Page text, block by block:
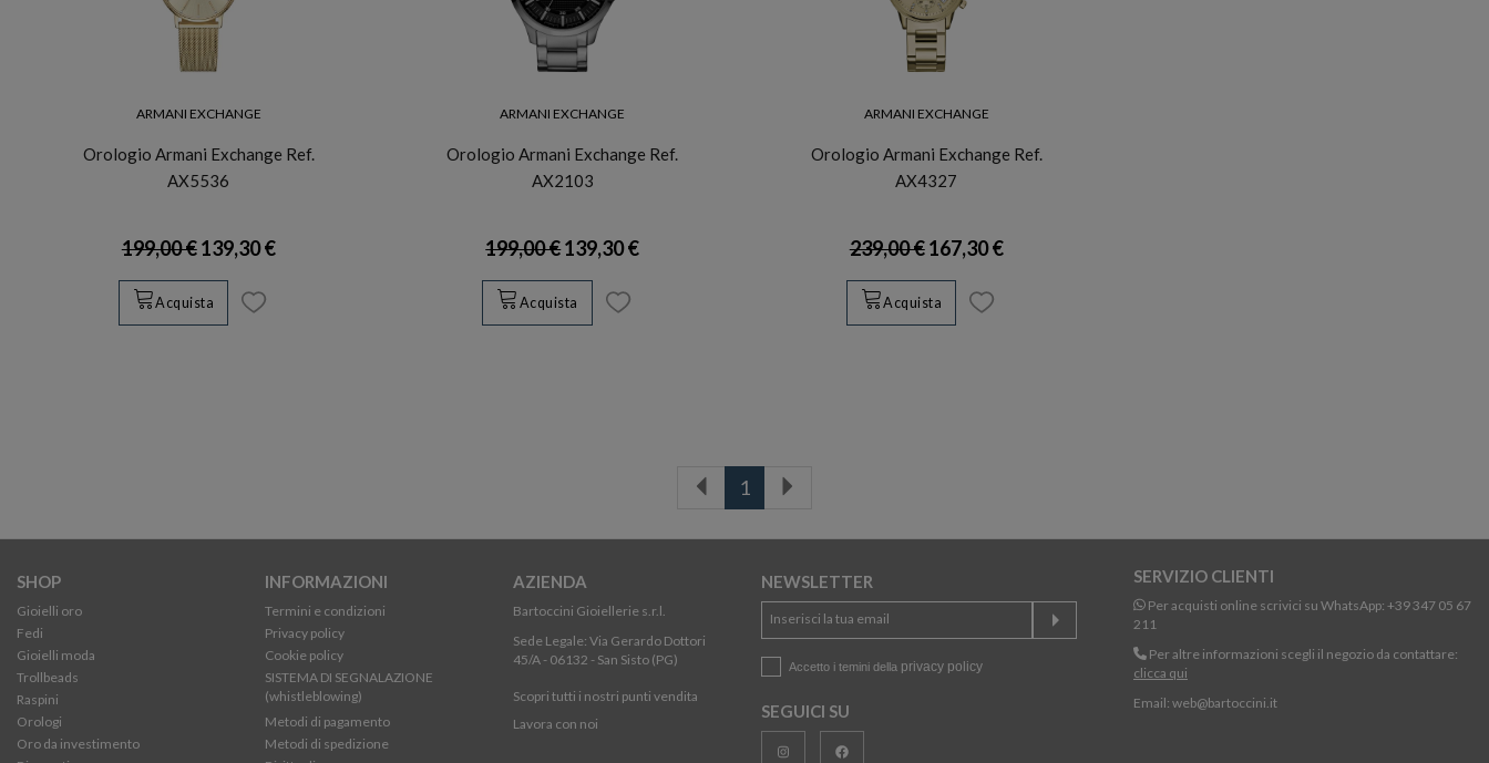
ARMANI EXCHANGE
Orologio Armani Exchange Ref.
AX5536
199,00 €139,30 €
Acquista
ARMANI EXCHANGE
Orologio Armani Exchange Ref.
AX2103
199,00 €139,30 €
Acquista
ARMANI EXCHANGE
Orologio Armani Exchange Ref.
AX4327
239,00 €167,30 €
Acquista
1
SHOP
Gioielli oro
Fedi
Gioielli moda
Trollbeads
Raspini
Orologi
Oro da investimento
INFORMAZIONI
Termini e condizioni
Privacy policy
Cookie policy
SISTEMA DI SEGNALAZIONE
(whistleblowing)
Metodi di pagamento
Metodi di spedizione
AZIENDA
Bartoccini Gioiellerie s.r.l.
Sede Legale: Via Gerardo Dottori
45/A - 06132 - San Sisto (PG)
Scopri tutti i nostri punti vendita
Lavora con noi
NEWSLETTER
Accetto i temini della privacy policy
SEGUICI SU
SERVIZIO CLIENTI
Per acquisti online scrivici su WhatsApp: +39 347 05 67
211
Per altre informazioni scegli il negozio da contattare:
clicca qui
Email: web@bartoccini.it